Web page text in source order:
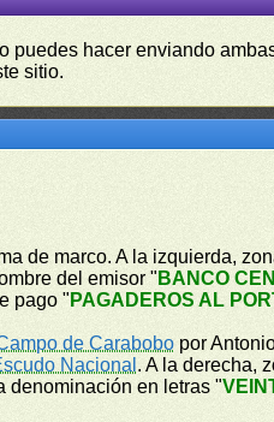
hacer enviando
sitio.
de marco. A la izquierda,
del emisor " BANCO
pago " PAGADEROS AL
de Carabobo por
Nacional . A la derecha,
denominación en letras "